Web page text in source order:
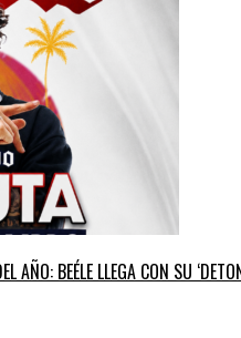
AÑO: BEÉLE LLEGA CON SU